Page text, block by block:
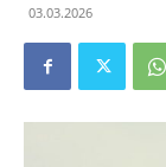
03.03.2026